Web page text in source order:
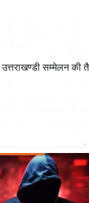
सम्मेलन की